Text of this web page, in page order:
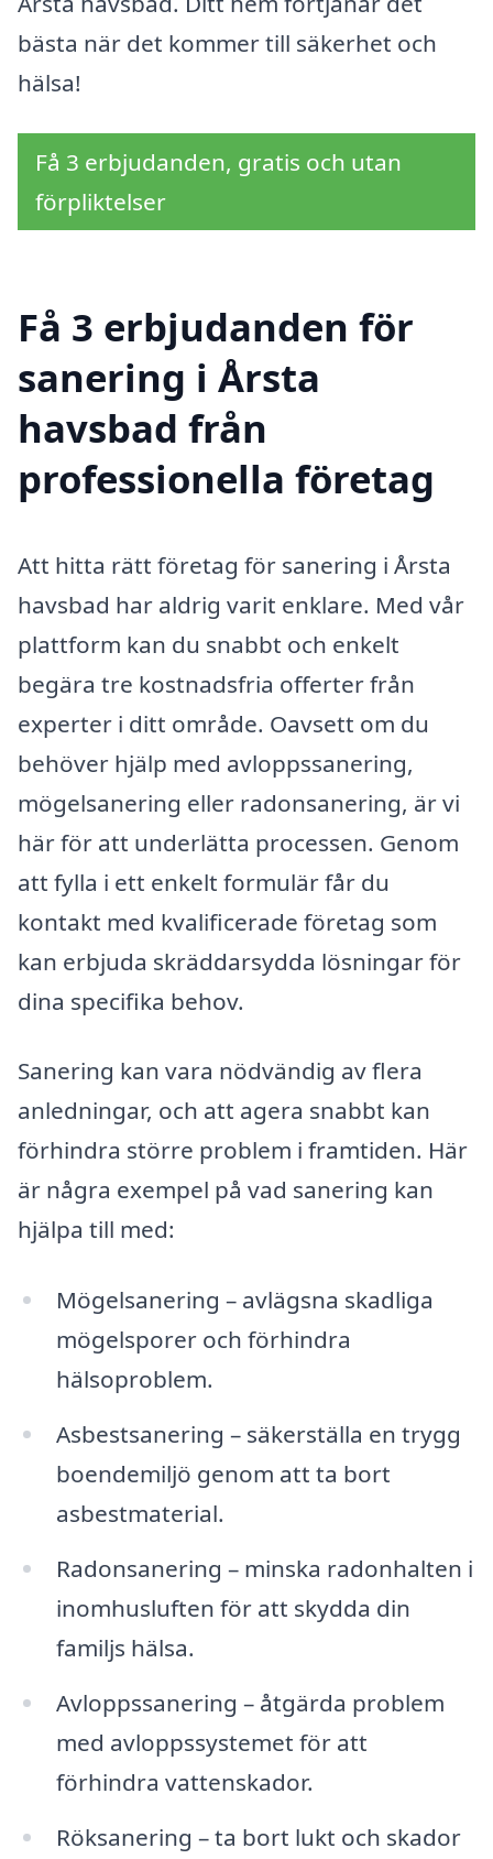
bästa när det kommer till säkerhet och
hälsa!
Få 3 erbjudanden, gratis och utan
förpliktelser
Få 3 erbjudanden för
sanering i Årsta
havsbad från
professionella företag
Att hitta rätt företag för sanering i Årsta
havsbad har aldrig varit enklare. Med vår
plattform kan du snabbt och enkelt
begära tre kostnadsfria offerter från
experter i ditt område. Oavsett om du
behöver hjälp med avloppssanering,
mögelsanering eller radonsanering, är vi
här för att underlätta processen. Genom
att fylla i ett enkelt formulär får du
kontakt med kvalificerade företag som
kan erbjuda skräddarsydda lösningar för
dina specifika behov.
Sanering kan vara nödvändig av flera
anledningar, och att agera snabbt kan
förhindra större problem i framtiden. Här
är några exempel på vad sanering kan
hjälpa till med:
Mögelsanering – avlägsna skadliga
mögelsporer och förhindra
hälsoproblem.
Asbestsanering – säkerställa en trygg
boendemiljö genom att ta bort
asbestmaterial.
Radonsanering – minska radonhalten i
inomhusluften för att skydda din
familjs hälsa.
Avloppssanering – åtgärda problem
med avloppssystemet för att
förhindra vattenskador.
Röksanering – ta bort lukt och skador